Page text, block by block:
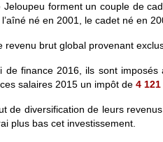
Jeloupeu forment un couple de
né en 2001, le cadet né en
revenu brut global provenant
de finance 2016, ils sont imposés
salaires 2015 un impôt de 4 121
de diversification de leurs
plus bas cet investissement.